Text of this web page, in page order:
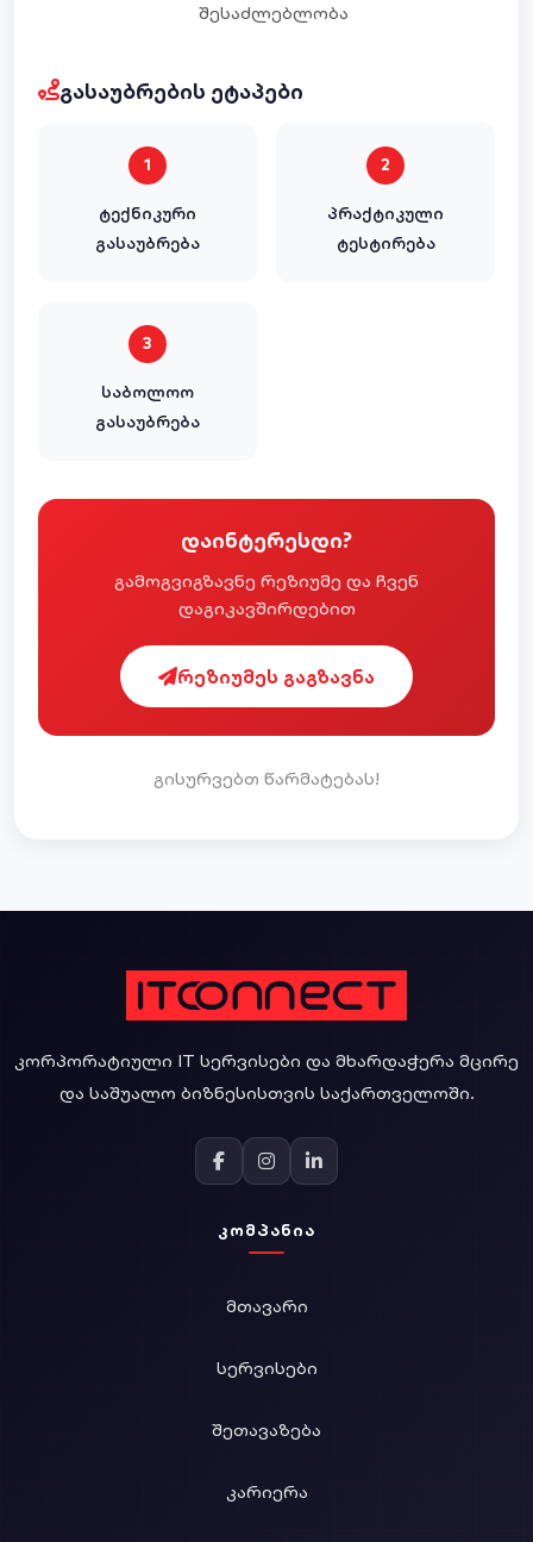
ᲨᲔᲡᲐᲫᲚᲔᲑᲚᲝᲑᲐ
ᲒᲐᲡᲐᲣᲑᲠᲔᲑᲘᲡ ᲔᲢᲐᲞᲔᲑᲘ
1
ᲢᲔᲥᲜᲘᲙᲣᲠᲘ
ᲒᲐᲡᲐᲣᲑᲠᲔᲑᲐ
2
ᲞᲠᲐᲥᲢᲘᲙᲣᲚᲘ
ᲢᲔᲡᲢᲘᲠᲔᲑᲐ
3
ᲡᲐᲑᲝᲚᲝᲝ
ᲒᲐᲡᲐᲣᲑᲠᲔᲑᲐ
ᲓᲐᲘᲜᲢᲔᲠᲔᲡᲓᲘ?
ᲒᲐᲛᲝᲒᲕᲘᲒᲖᲐᲕᲜᲔ ᲠᲔᲖᲘᲣᲛᲔ ᲓᲐ ᲩᲕᲔᲜ
ᲓᲐᲒᲘᲙᲐᲕᲨᲘᲠᲓᲔᲑᲘᲗ
ᲠᲔᲖᲘᲣᲛᲔᲡ ᲒᲐᲒᲖᲐᲕᲜᲐ
ᲒᲘᲡᲣᲠᲕᲔᲑᲗ ᲬᲐᲠᲛᲐᲢᲔᲑᲐᲡ!
ᲙᲝᲠᲞᲝᲠᲐᲢᲘᲣᲚᲘ IT ᲡᲔᲠᲕᲘᲡᲔᲑᲘ ᲓᲐ ᲛᲮᲐᲠᲓᲐᲭᲔᲠᲐ ᲛᲪᲘᲠᲔ
ᲓᲐ ᲡᲐᲨᲣᲐᲚᲝ ᲑᲘᲖᲜᲔᲡᲘᲡᲗᲕᲘᲡ ᲡᲐᲥᲐᲠᲗᲕᲔᲚᲝᲨᲘ.
ᲙᲝᲛᲞᲐᲜᲘᲐ
ᲛᲗᲐᲕᲐᲠᲘ
ᲡᲔᲠᲕᲘᲡᲔᲑᲘ
ᲨᲔᲗᲐᲕᲐᲖᲔᲑᲐ
ᲙᲐᲠᲘᲔᲠᲐ